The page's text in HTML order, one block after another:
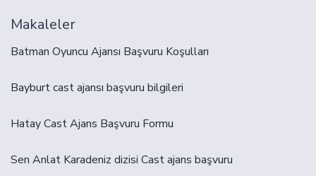
Makaleler
Batman Oyuncu Ajansı Başvuru Koşulları
Bayburt cast ajansı başvuru bilgileri
Hatay Cast Ajans Başvuru Formu
Sen Anlat Karadeniz dizisi Cast ajans başvuru